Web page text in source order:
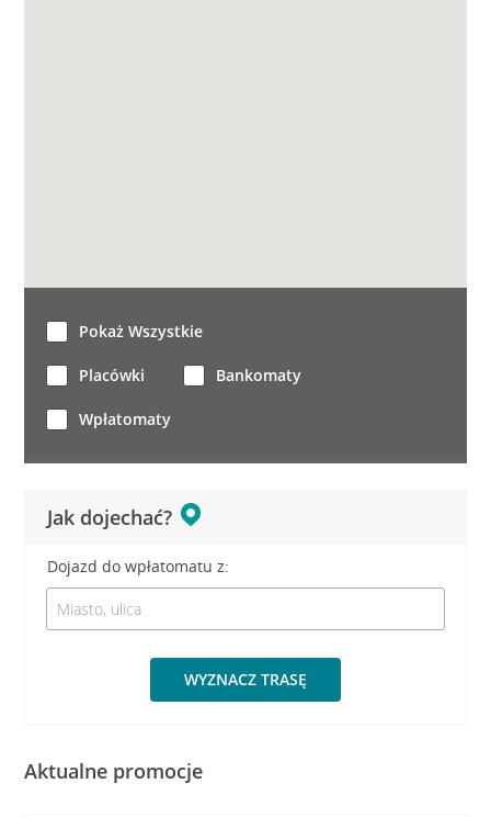
Jak dojechać?
Dojazd do wpłatomatu z:
WYZNACZ TRASĘ
Pokaż Wszystkie
Placówki Bankomaty
Wpłatomaty
Aktualne promocje